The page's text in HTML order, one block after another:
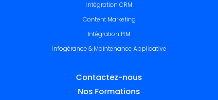
Intégration CRM
Content Marketing
Intégration PIM
Infogérance & Maintenance Applicative
Contactez-nous
Nos Formations